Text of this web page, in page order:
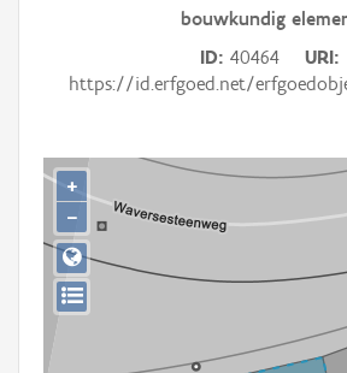
Gebeurtenis
Persoon of collectief
Downloads
bouwkundig
ID 40464
URI
https://id.erfgoed.net/
+
−